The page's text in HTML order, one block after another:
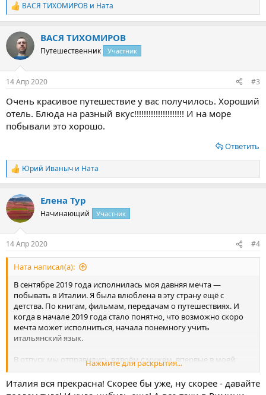
Р
е
к
и
ВАСЯ ТИХОМИРОВ и Ната
ВАСЯ ТИХОМИРОВ
Путешественник Участник
14 Апр 2020 #3
Очень красивое путешествие у вас получилось. Хороший
отель. Блюда на разный вкус!!!!!!!!!!!!!!!!!!!!! И на море
побывали это хорошо.
Ответить
Р
е
к
ц
и
Юрий Иваныч и Ната
Елена Тур
Начинающий Участник
14 Апр 2020 #4
Ната написал(а):
В сентябре 2019 года исполнилась моя давняя мечта —
побывать в Италии. Я была влюблена в эту страну ещё с
детства. По книгам, фильмам, передачам о путешествиях. И
когда в начале 2019 года стало понятно, что возможно скоро
мечта может исполниться, начала понемногу учить
итальянский язык.
В отпуск мы отправились вдвоём с мужем, впервые в моей
жизни без детей. Длительность отпуска — одна неделя с
учётом дороги. Билеты на самолёт покупали он-лайн, отель
бронировали на Букинге. Для первого знакомства с Италией
Нажмите для раскрытия...
Италия вся прекрасна! Скорее бы уже, ну скорее - давайте